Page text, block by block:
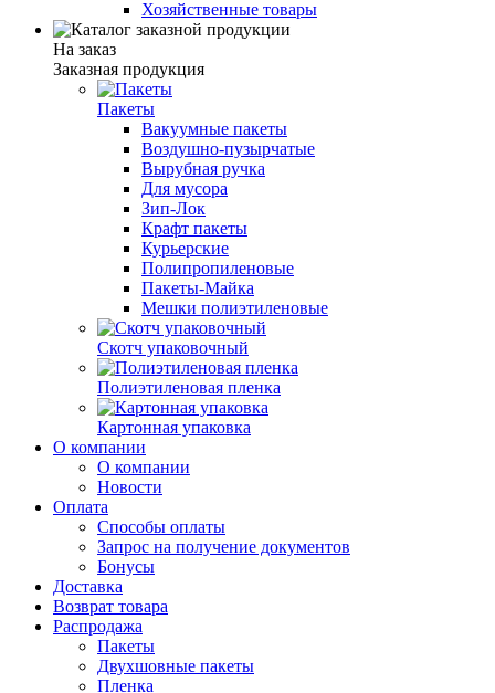
Хозяйственные товары
На заказ
Заказная продукция
Пакеты
Вакуумные пакеты
Воздушно-пузырчатые
Вырубная ручка
Для мусора
Зип-Лок
Крафт пакеты
Курьерские
Полипропиленовые
Пакеты-Майка
Мешки полиэтиленовые
Скотч упаковочный
Полиэтиленовая пленка
Картонная упаковка
О компании
О компании
Новости
Оплата
Способы оплаты
Запрос на получение документов
Бонусы
Доставка
Возврат товара
Распродажа
Пакеты
Двухшовные пакеты
Пленка